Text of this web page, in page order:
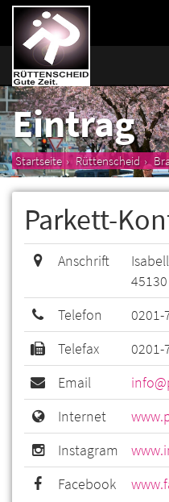
Eintrag
Startseite Rüttenscheid
Parkett-
Anschrift
Telefon
0201-
Telefax
0201-
Email
Internet
Instagram
Facebook